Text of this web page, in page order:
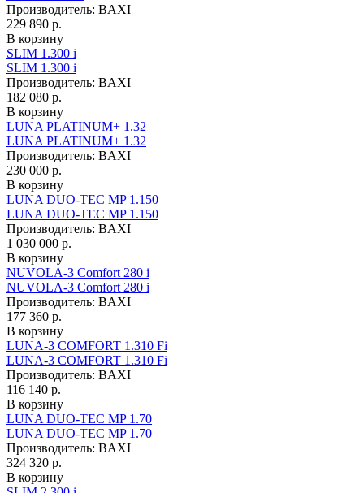
Производитель: BAXI
229 890 р.
В корзину
SLIM 1.300 i
SLIM 1.300 i
Производитель: BAXI
182 080 р.
В корзину
LUNA PLATINUM+ 1.32
LUNA PLATINUM+ 1.32
Производитель: BAXI
230 000 р.
В корзину
LUNA DUO-TEC MP 1.150
LUNA DUO-TEC MP 1.150
Производитель: BAXI
1 030 000 р.
В корзину
NUVOLA-3 Comfort 280 i
NUVOLA-3 Comfort 280 i
Производитель: BAXI
177 360 р.
В корзину
LUNA-3 COMFORT 1.310 Fi
LUNA-3 COMFORT 1.310 Fi
Производитель: BAXI
116 140 р.
В корзину
LUNA DUO-TEC MP 1.70
LUNA DUO-TEC MP 1.70
Производитель: BAXI
324 320 р.
В корзину